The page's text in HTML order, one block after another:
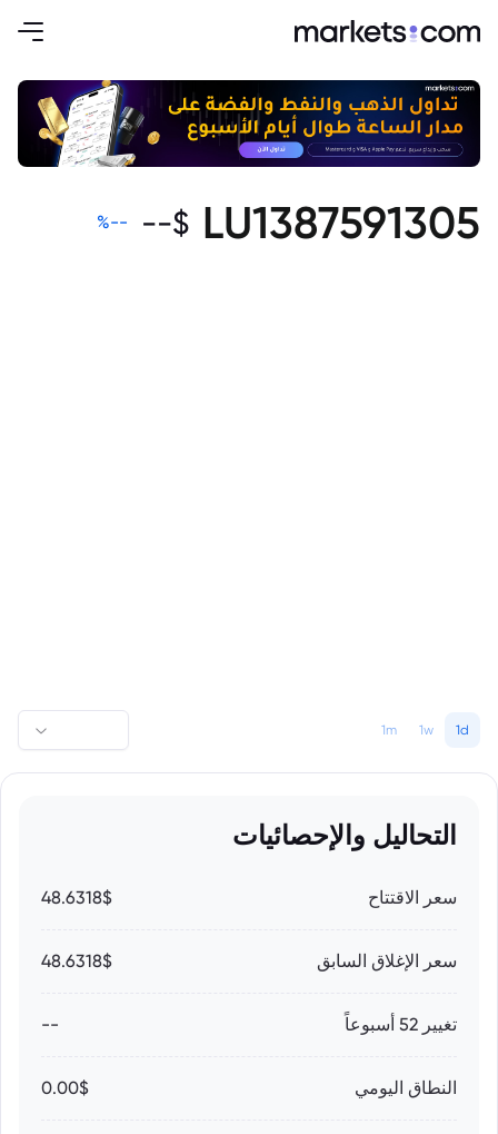
LU1387591305
$
--
--
%
1d
1w
1m
التحاليل والإحصائيات
سعر الاقتتاح 48.6318$
سعر الإغلاق السابق 48.6318$
تغيير 52 أسبوعاً --
النطاق اليومي 0.00$